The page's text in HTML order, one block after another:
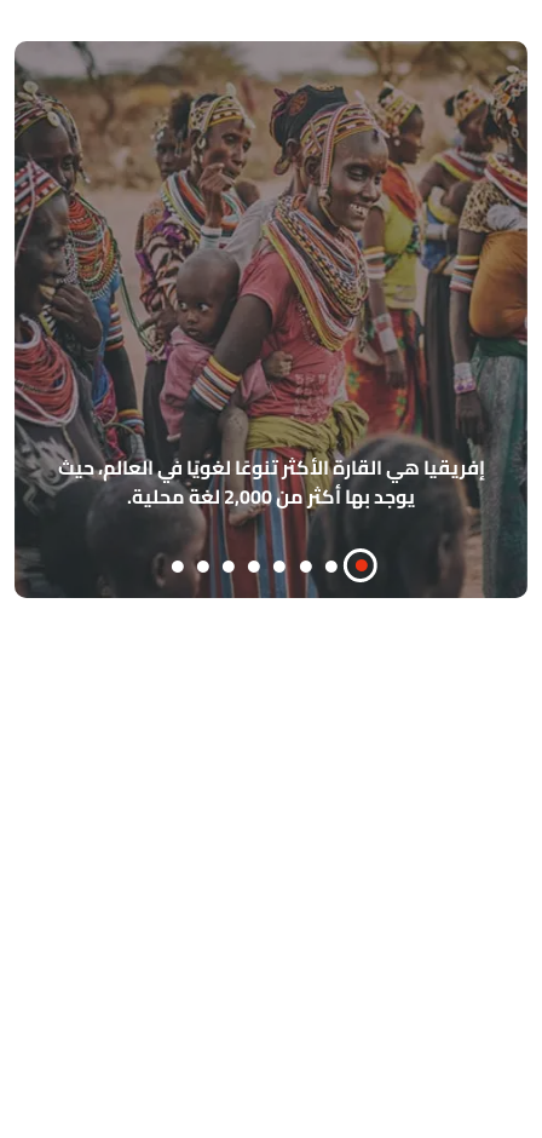
هي القارة الأكثر تنوعًا لغويًا في العالم، حيث
يوجد بها أكثر من 2,000 لغة محلية.